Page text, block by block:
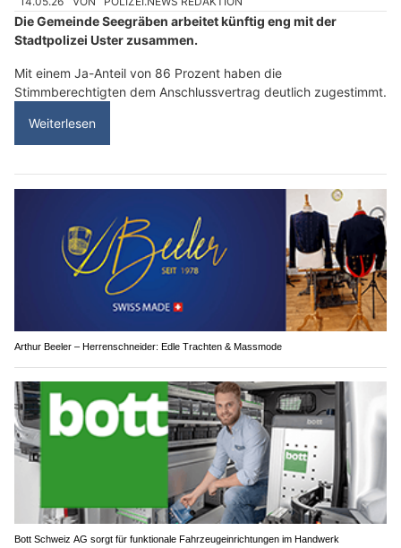
Die Gemeinde Seegräben arbeitet künftig eng mit der
Stadtpolizei Uster zusammen.
Mit einem Ja-Anteil von 86 Prozent haben die
Stimmberechtigten dem Anschlussvertrag deutlich zugestimmt.
Weiterlesen
Arthur Beeler – Herrenschneider: Edle Trachten & Massmode
Bott Schweiz AG sorgt für funktionale Fahrzeugeinrichtungen im Handwerk